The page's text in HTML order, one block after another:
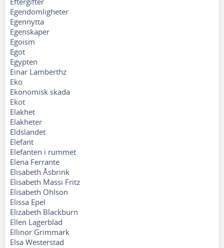
Egendomligheter
Egennytta
Egenskaper
Egoism
Egot
Egypten
Einar Lamberthz
Eko
Ekonomisk skada
Ekot
Elakhet
Elakheter
Eldslandet
Elefant
Elefanten i rummet
Elena Ferrante
Elisabeth Åsbrink
Elisabeth Massi Fritz
Elisabeth Ohlson
Elissa Epel
Elizabeth Blackburn
Ellen Lagerblad
Ellinor Grimmark
Elsa Westerstad